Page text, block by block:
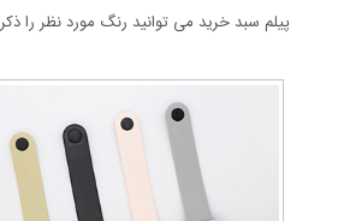
پیلم سبد خرید می توانید رنگ مورد نظر را